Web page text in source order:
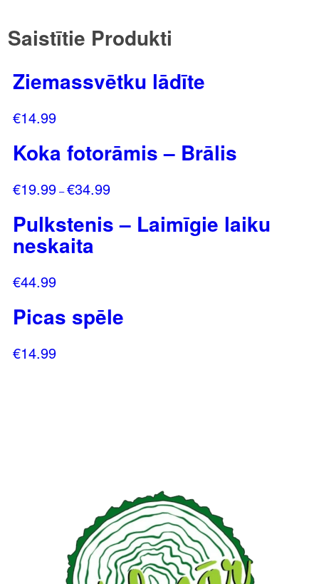
Saistītie Produkti
Ziemassvētku lādīte
€14.99
Koka fotorāmis – Brālis
€19.99 – €34.99Price
€19.99
through
Pulkstenis – Laimīgie laiku
neskaita
€44.99
Picas spēle
€14.99